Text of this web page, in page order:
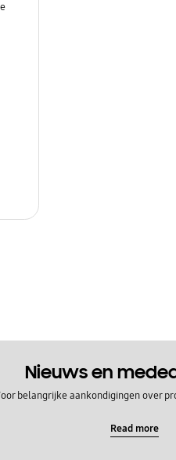
Nieuws en
belangrijke aankondigingen over
Read more